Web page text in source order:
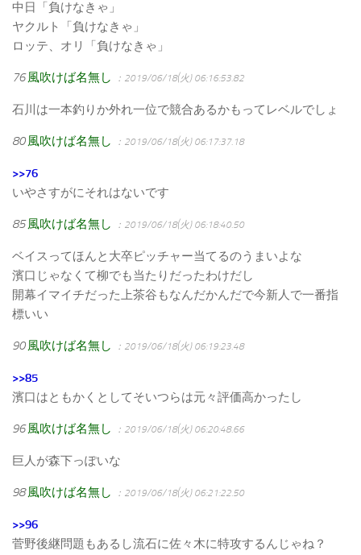
中日「負けなきゃ」
ヤクルト「負けなきゃ」
ロッテ、オリ「負けなきゃ」
76 風吹けば名無し ：2019/06/18(火) 06:16:53.82
石川は一本釣りか外れ一位で競合あるかもってレベルでしょ
80 風吹けば名無し ：2019/06/18(火) 06:17:37.18
>>76
いやさすがにそれはないです
85 風吹けば名無し ：2019/06/18(火) 06:18:40.50
ベイスってほんと大卒ピッチャー当てるのうまいよな
濱口じゃなくて柳でも当たりだったわけだし
開幕イマイチだった上茶谷もなんだかんだで今新人で一番指
標いい
90 風吹けば名無し ：2019/06/18(火) 06:19:23.48
>>85
濱口はともかくとしてそいつらは元々評価高かったし
96 風吹けば名無し ：2019/06/18(火) 06:20:48.66
巨人が森下っぽいな
98 風吹けば名無し ：2019/06/18(火) 06:21:22.50
>>96
菅野後継問題もあるし流石に佐々木に特攻するんじゃね？